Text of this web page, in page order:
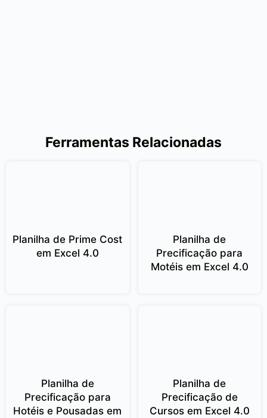
Ferramentas Relacionadas
Planilha de Prime Cost
em Excel 4.0
Planilha de
Precificação para
Motéis em Excel 4.0
Planilha de
Precificação para
Hotéis e Pousadas em
Planilha de
Precificação de
Cursos em Excel 4.0